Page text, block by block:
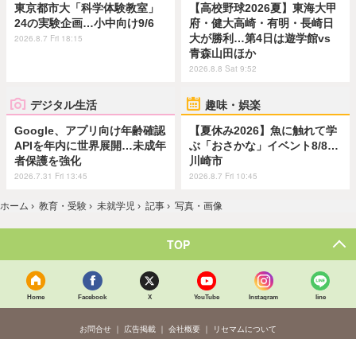
東京都市大「科学体験教室」
24の実験企画…小中向け9/6
2026.8.7 Fri 18:15
【高校野球2026夏】東海大甲
府・健大高崎・有明・長崎日
大が勝利…第4日は遊学館vs
青森山田ほか
2026.8.8 Sat 9:52
デジタル生活
Google、アプリ向け年齢確認
APIを年内に世界展開…未成年
者保護を強化
2026.7.31 Fri 13:45
趣味・娯楽
【夏休み2026】魚に触れて学
ぶ「おさかな」イベント8/8…
川崎市
2026.8.7 Fri 10:45
ホーム › 教育・受験 › 未就学児 › 記事 › 写真・画像
TOP
Home Facebook X YouTube Instagram line
お問合せ 広告掲載 会社概要
リセマムについて